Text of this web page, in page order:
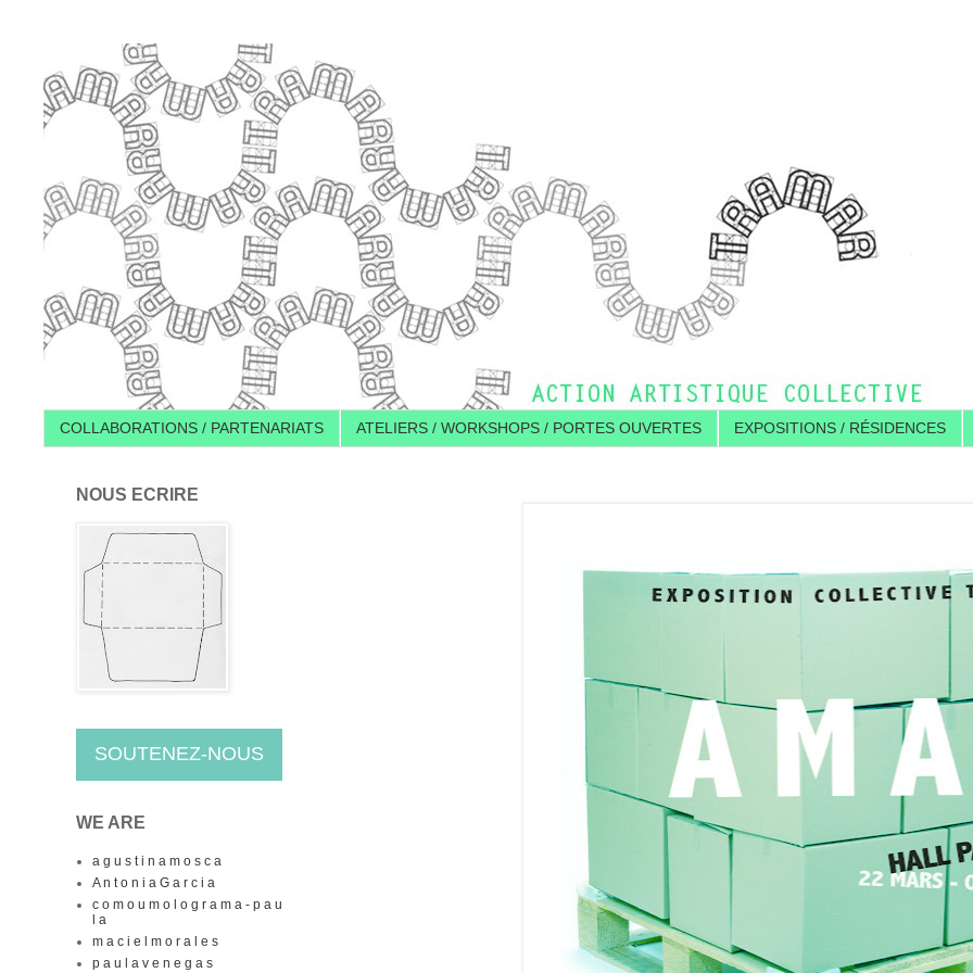
COLLABORATIONS / PARTENARIATS ATELIERS / WORKSHOPS / PORTES OUVERTES EXPOSITIONS / RÉSIDENCES
NOUS ECRIRE
SOUTENEZ-NOUS
WE ARE
a g u s t i n a m o s c a
A n t o n i a G a r c i a
c o m o u m o l o g r a m a - p a u
l a
m a c i e l m o r a l e s
p a u l a v e n e g a s